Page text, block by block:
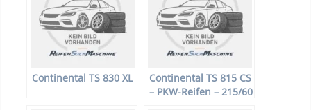
Continental TS 830 XL
Continental TS 815 CS
– PKW-Reifen – 215/60